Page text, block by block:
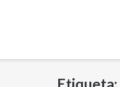
Etiqueta: